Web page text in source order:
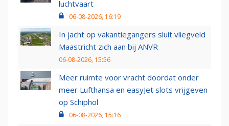
luchtvaart
06-08-2026, 16:19
In jacht op vakantiegangers sluit vliegveld
Maastricht zich aan bij ANVR
06-08-2026, 15:56
Meer ruimte voor vracht doordat onder
meer Lufthansa en easyJet slots vrijgeven
op Schiphol
06-08-2026, 15:16